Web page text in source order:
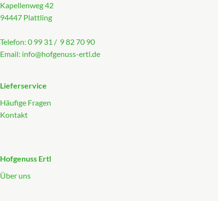
Kapellenweg 42
94447 Plattling
Telefon: 0 99 31 / 9 82 70 90
Email: info@hofgenuss-ertl.de
Lieferservice
Häufige Fragen
Kontakt
Hofgenuss Ertl
Über uns